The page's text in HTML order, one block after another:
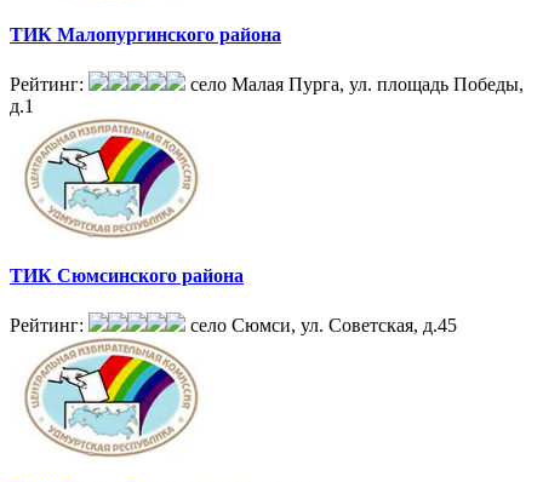
ТИК Малопургинского района
Рейтинг:
село Малая Пурга, ул. площадь Победы,
д.1
ТИК Сюмсинского района
Рейтинг: село Сюмси, ул. Советская, д.45